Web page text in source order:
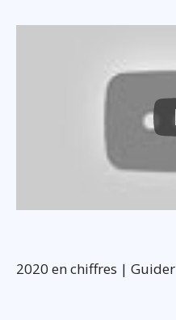
2020 en chiffres | Guider